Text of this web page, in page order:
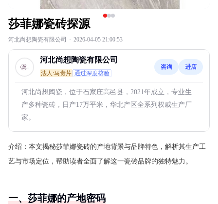
莎菲娜瓷砖探源
河北尚想陶瓷有限公司 · 2026-04-05 21:00:53
河北尚想陶瓷有限公司
法人:马贵芹 通过深度核验
咨询 进店
河北尚想陶瓷，位于石家庄高邑县，2021年成立，专业生
产多种瓷砖，日产17万平米，华北产区全系列权威生产厂
家。
介绍： 本文揭秘莎菲娜瓷砖的产地背景与品牌特色，解析其生产工
艺与市场定位，帮助读者全面了解这一瓷砖品牌的独特魅力。
一、莎菲娜的产地密码